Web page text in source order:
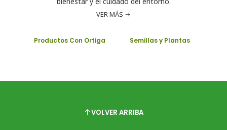
VER MÁS
Productos Con Ortiga Semillas y Plantas
VOLVER ARRIBA